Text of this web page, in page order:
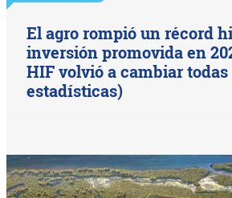
El agro rompió un récord
inversión promovida en
HIF volvió a cambiar todas
estadísticas)